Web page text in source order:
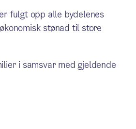
fulgt opp alle bydelenes
stønad til store
i samsvar med gjeldende